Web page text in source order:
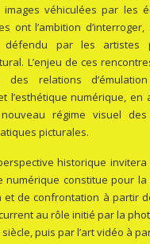
véhiculées par les
ont l’ambition
défendu par les artistes
L’enjeu de ces
des relations
l’esthétique numérique,
régime visuel
picturales.
historique
numérique constitue pour
et de confrontation à partir
au rôle initié par la
puis par l’art vidéo à